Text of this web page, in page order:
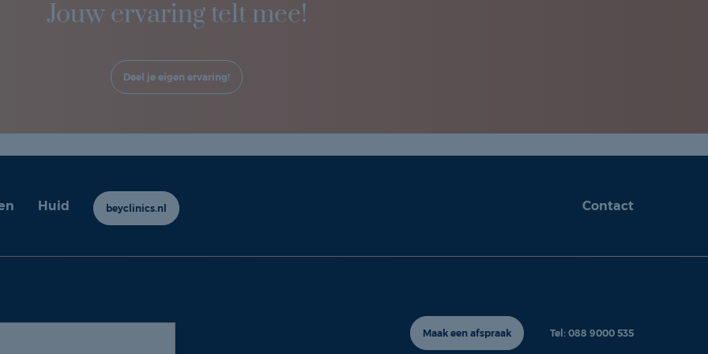
Jouw ervaring telt mee!
Deel je eigen ervaring!
Huid Contact
beyclinics.nl
Maak een afspraak Tel: 088 9000 535